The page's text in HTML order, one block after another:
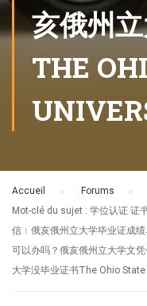
亥俄州
THE
Accueil Forums
Mot-clé du sujet : 学位认证 证
信﹜俄亥俄州立大学毕业证成
可以办吗？俄亥俄州立大学文
大学没毕业证书The Ohio